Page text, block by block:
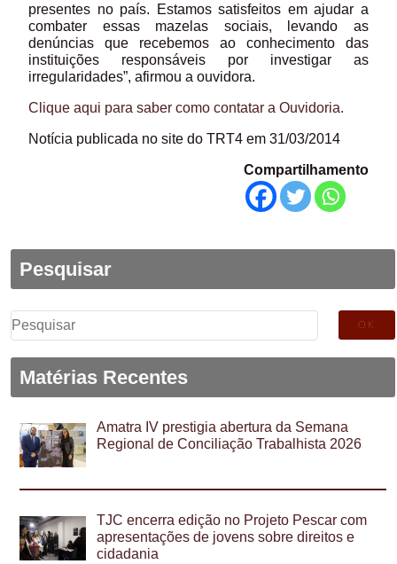
presentes no país. Estamos satisfeitos em ajudar a
combater essas mazelas sociais, levando as
denúncias que recebemos ao conhecimento das
instituições responsáveis por investigar as
irregularidades”, afirmou a ouvidora.
Clique aqui para saber como contatar a Ouvidoria.
Notícia publicada no site do TRT4 em 31/03/2014
Compartilhamento
Pesquisar
Pesquisar
por:
Matérias Recentes
Amatra IV prestigia abertura da Semana
Regional de Conciliação Trabalhista 2026
TJC encerra edição no Projeto Pescar com
apresentações de jovens sobre direitos e
cidadania